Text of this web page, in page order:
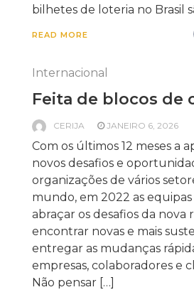
bilhetes de loteria no Brasil
READ MORE
Internacional
Feita de blocos de
CERIJA JANEIRO 6, 2026
Com os últimos 12 meses a
novos desafios e
organizações de vários
mundo, em 2022 as
abraçar os desafios da nova
encontrar novas e mais
entregar as mudanças
empresas, colaboradores e
Não pensar […]